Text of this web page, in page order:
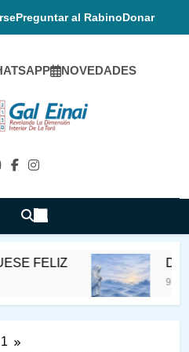
Preguntar al RabinoDonar
NOVEDADES
Einai En
FELIZ
9
1